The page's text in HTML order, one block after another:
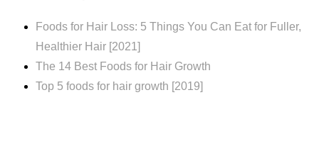
Foods for Hair Loss: 5 Things You Can Eat for Fuller,
Healthier Hair [2021]
The 14 Best Foods for Hair Growth
Top 5 foods for hair growth [2019]